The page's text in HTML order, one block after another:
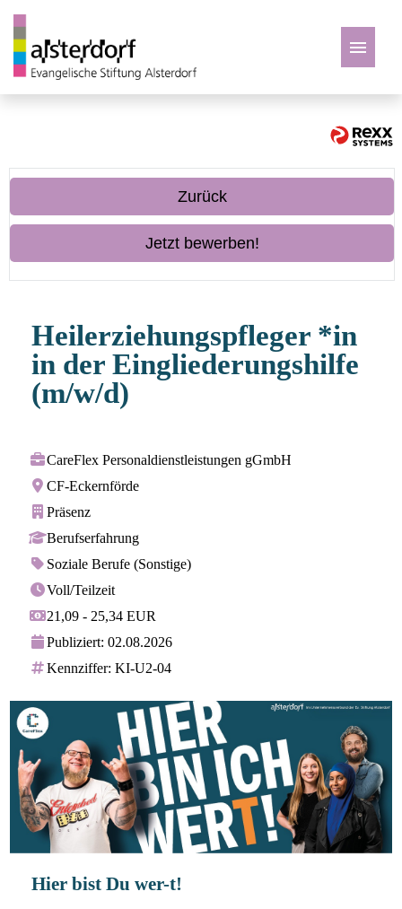
Zurück
Jetzt bewerben!
Heilerziehungspfleger *in
in der Eingliederungshilfe
(m/w/d)
CareFlex Personaldienstleistungen gGmbH
CF-Eckernförde
Präsenz
Berufserfahrung
Soziale Berufe (Sonstige)
Voll/Teilzeit
21,09 - 25,34 EUR
Publiziert: 02.08.2026
Kennziffer: KI-U2-04
Hier bist Du wer-t!